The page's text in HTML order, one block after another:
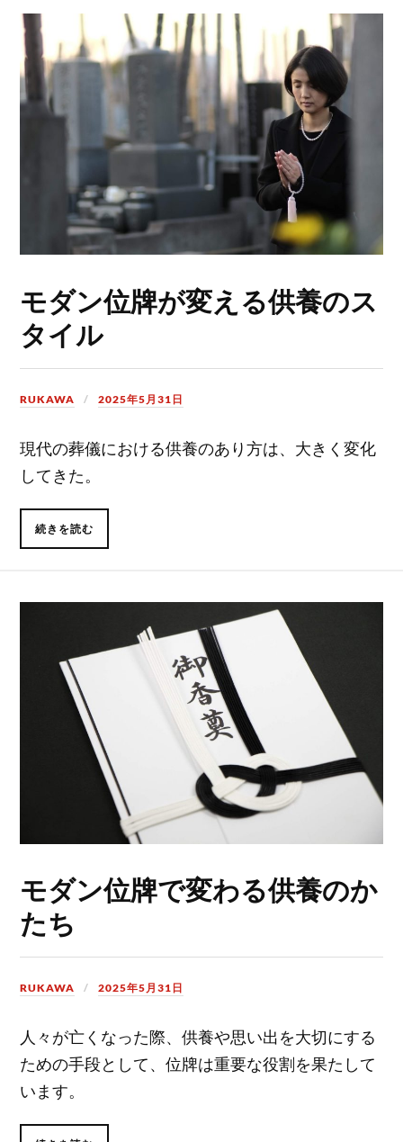
モダン位牌が変える供養のス
タイル
RUKAWA 2025年5月31日
現代の葬儀における供養のあり方は、大きく変化
してきた。
続きを読む
モダン位牌で変わる供養のか
たち
RUKAWA 2025年5月31日
人々が亡くなった際、供養や思い出を大切にする
ための手段として、位牌は重要な役割を果たして
います。